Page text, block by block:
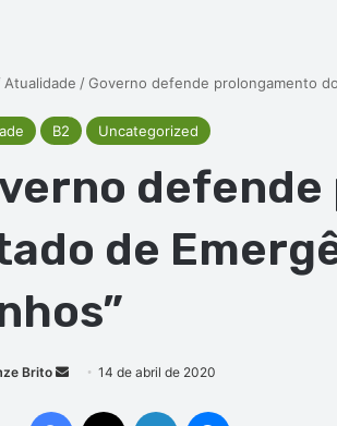
Atualidade / Governo defende prolongamento
B2 Uncategorized
de
Brito
Mande14 de abril de 2020
Facebook Linkedin